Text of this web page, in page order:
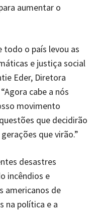
aumentar o
todo o país levou as
e justiça social
Eder, Diretora
cabe a nós
movimento
que decidirão
que virão.”
desastres
incêndios e
americanos de
na política e a